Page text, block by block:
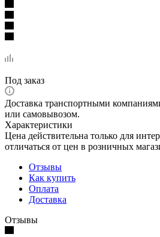
Под заказ
Доставка транспортными
или самовывозом.
Характеристики
Цена действительна только для
отличаться от цен в розничных
Отзывы
Как купить
Оплата
Доставка
Отзывы